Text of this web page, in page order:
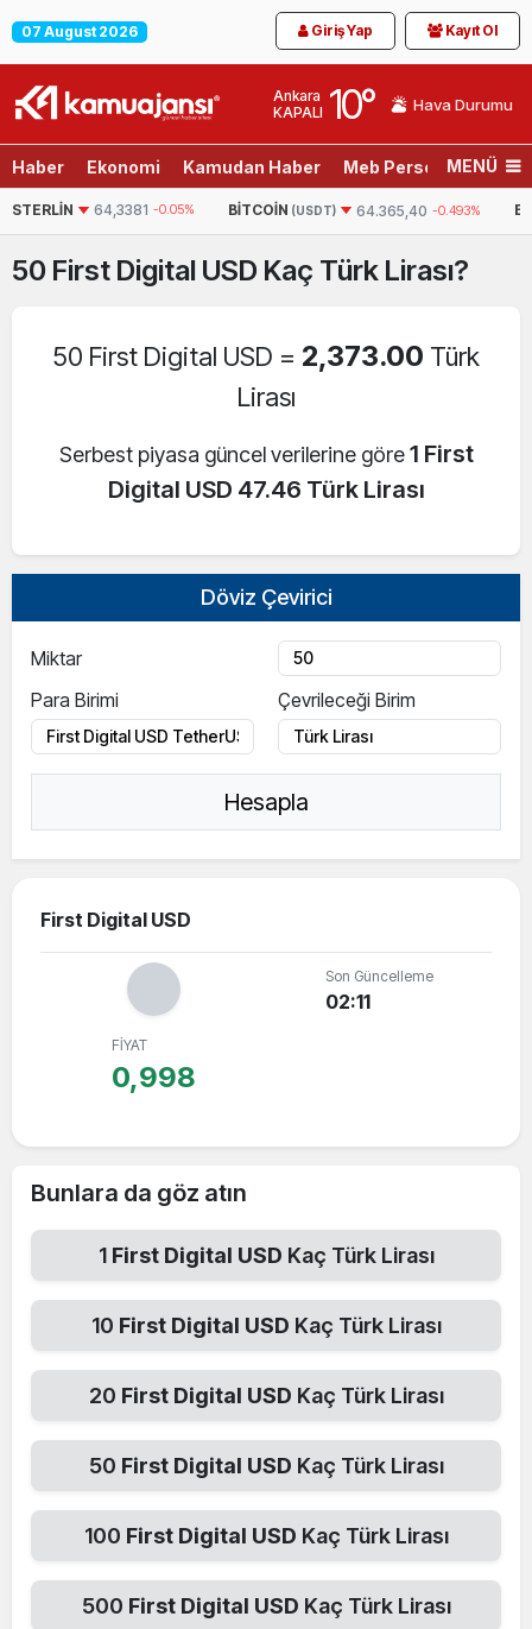
07 August 2026 Giriş Yap Kayıt Ol
Ankara
KAPALI 10° Hava Durumu
Haber Ekonomi Kamudan Haber Meb Personel Son
MENÜ
64,3381 -0.05% BITCOIN (USDT) 64.365,40 -0.493% ETHEREUM
50 First Digital USD Kaç Türk Lirası?
50 First Digital USD = 2,373.00 Türk
Lirası
Serbest piyasa güncel verilerine göre1 First
Digital USD 47.46 Türk Lirası
Döviz Çevirici
Miktar
Para Birimi
Çevrileceği Birim
Hesapla
First Digital USD
Son Güncelleme
02:11
FİYAT
0,998
Bunlara da göz atın
1 First Digital USD Kaç Türk Lirası
10 First Digital USD Kaç Türk Lirası
20 First Digital USD Kaç Türk Lirası
50 First Digital USD Kaç Türk Lirası
100 First Digital USD Kaç Türk Lirası
500 First Digital USD Kaç Türk Lirası